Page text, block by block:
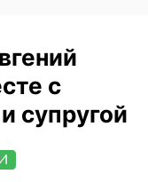
с
супругой